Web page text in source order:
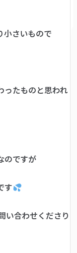
小さいもので
ったものと思われ
のですが
す
い合わせくださり